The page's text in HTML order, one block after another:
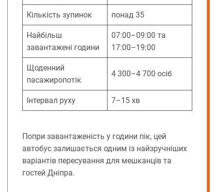
Кількість зупинок понад 35
Найбільш
завантажені години
07:00–09:00 та
17:00–19:00
Щоденний
пасажиропотік
4 300–4 700 осіб
Інтервал руху 7–15 хв
Попри завантаженість у години пік, цей
автобус залишається одним із найзручніших
варіантів пересування для мешканців та
гостей Дніпра.